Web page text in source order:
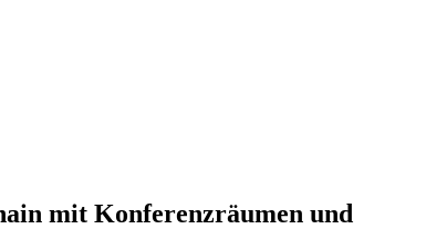
mit Konferenzräumen und